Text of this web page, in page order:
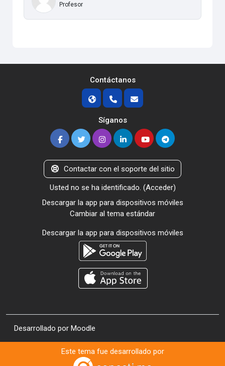
Profesor
Contáctanos
Síganos
Contactar con el soporte del sitio
Usted no se ha identificado. (Acceder)
Descargar la app para dispositivos móviles
Cambiar al tema estándar
Descargar la app para dispositivos móviles
Desarrollado por Moodle
Este tema fue desarrollado por